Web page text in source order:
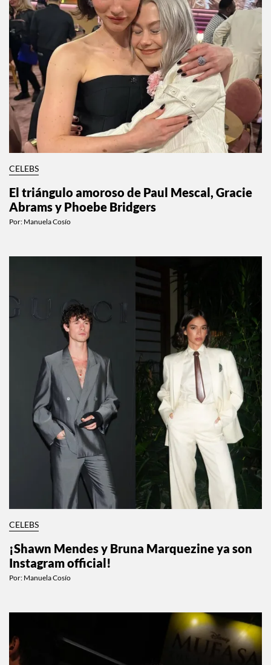
CELEBS
El triángulo amoroso de Paul Mescal, Gracie
Abrams y Phoebe Bridgers
Por: Manuela Cosío
CELEBS
¡Shawn Mendes y Bruna Marquezine ya son
Instagram official!
Por: Manuela Cosío